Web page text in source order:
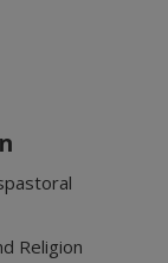
Religion